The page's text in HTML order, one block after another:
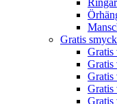
Ringar
Gratis
Gratis
Gratis
Gratis
Gratis
Gratis